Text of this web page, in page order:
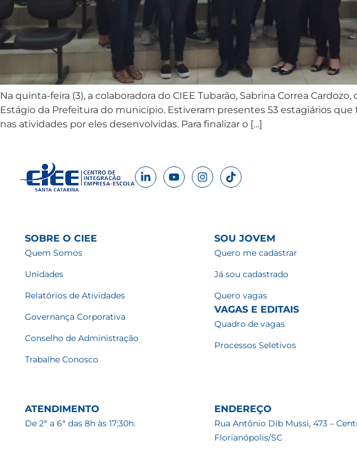
Na quinta-feira (3), a colaboradora do CIEE Tubarão, Sabrina Correa
Estágio da Prefeitura do município. Estiveram presentes 53 estagiários
nas atividades por eles desenvolvidas. Para finalizar o […]
SOBRE O CIEE
Quem Somos
Unidades
Relatórios de Atividades
Governança Corporativa
Conselho de Administração
Trabalhe Conosco
SOU JOVEM
Quero me cadastrar
Já sou cadastrado
Quero vagas
VAGAS E EDITAIS
Quadro de vagas
Processos Seletivos
ATENDIMENTO
De 2ª a 6ª das 8h às 17:30h.
ENDEREÇO
Rua Antônio Dib Mussi, 473 –
Florianópolis/SC